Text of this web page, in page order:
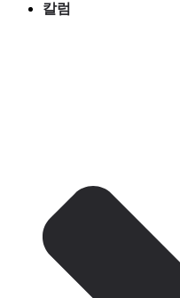
칼럼